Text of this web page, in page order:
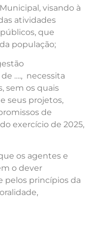
visando à
atividades
que
população;
…., necessita
sem os quais
seus projetos,
de
exercício de 2025,
os agentes e
o dever
pelos princípios da